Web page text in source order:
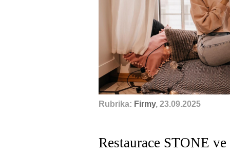
Rubrika: Firmy, 23.09.2025
Restaurace STONE